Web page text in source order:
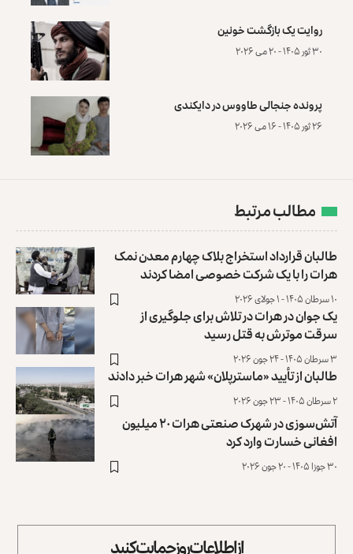
روایت یک بازگشت خونین
۳۰ ثور ۱۴۰۵ - ۲۰ می ۲۰۲۶
پرونده‌ جنجالی طاووس در دایکندی
۲۶ ثور ۱۴۰۵ - ۱۶ می ۲۰۲۶
مطالب مرتبط
طالبان قرارداد استخراج بلاک چهارم معدن نمک
هرات را با یک شرکت خصوصی امضا کردند
۱۰ سرطان ۱۴۰۵ - ۱ جولای ۲۰۲۶
یک جوان در هرات در تلاش برای جلوگیری از
سرقت موترش به قتل رسید
۳ سرطان ۱۴۰۵ - ۲۴ جون ۲۰۲۶
طالبان از تأیید «ماسترپلان» شهر هرات خبر دادند
۲ سرطان ۱۴۰۵ - ۲۳ جون ۲۰۲۶
آتش‌سوزی در شهرک صنعتی هرات ۲۰ میلیون
افغانی خسارت وارد کرد
۳۰ جوزا ۱۴۰۵ - ۲۰ جون ۲۰۲۶
از اطلاعات روز حمایت کنید